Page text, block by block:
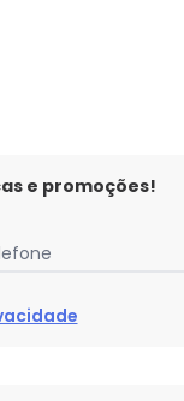
e promoções!